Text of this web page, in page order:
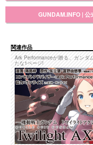
GUNDAM.INFO | 公
関連作品
Ark Performanceが贈る、ガンダ
たな1ページ!